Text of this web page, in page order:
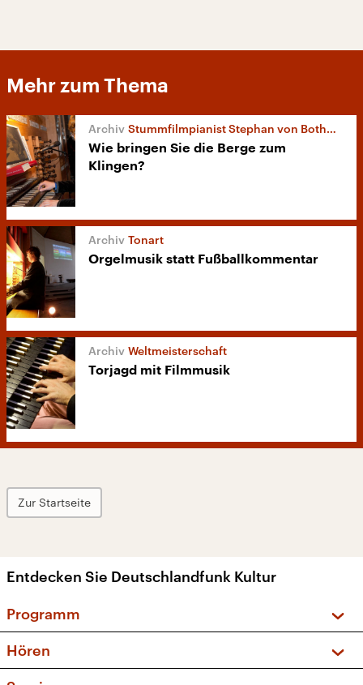
Mehr zum Thema
Stummfilmpianist Stephan von Bothmer
Wie bringen Sie die Berge zum
Klingen?
Tonart
Orgelmusik statt Fußballkommentar
Weltmeisterschaft
Torjagd mit Filmmusik
Zur Startseite
Entdecken Sie Deutschlandfunk Kultur
Programm
Sendungen und Podcasts
Hören